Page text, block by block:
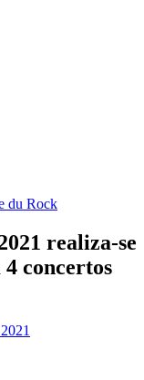
du Rock
realiza-se
concertos